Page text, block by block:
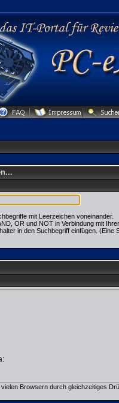
mit Leerzeichen voneinander.
OR und NOT in Verbindung mit
in den Suchbegriff einfügen. (Eine
Browsern durch gleichzeitiges